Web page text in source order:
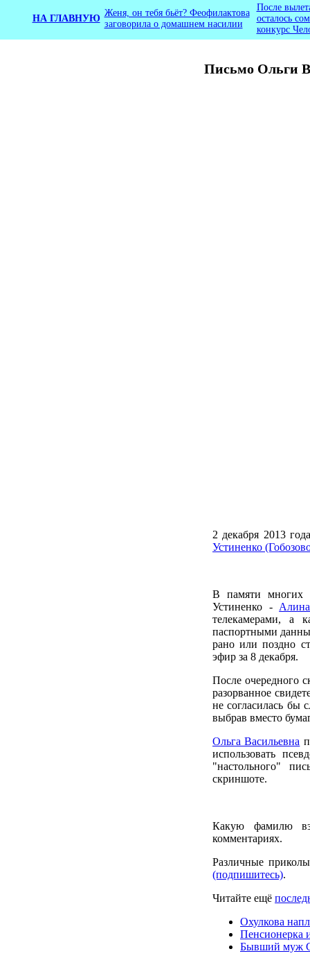
Письмо Ольги
НА ГЛАВНУЮ
Женя, он тебя бьёт? Феофилактова
заговорила о домашнем насилии
После
осталось
конкурс
2 декабря 2013
Устиненко
В памяти многих
Устиненко -
телекамерами, а
паспортными
рано или поздно
эфир за 8 декабря.
После очередного
разорванное
не согласилась бы
выбрав вместо
Ольга Васильевна
использовать
"настольного"
скриншоте.
Какую фамилю
комментариях.
Различные
(подпишитесь).
Читайте ещё
Охулкова
Пенсионерка
Бывший муж